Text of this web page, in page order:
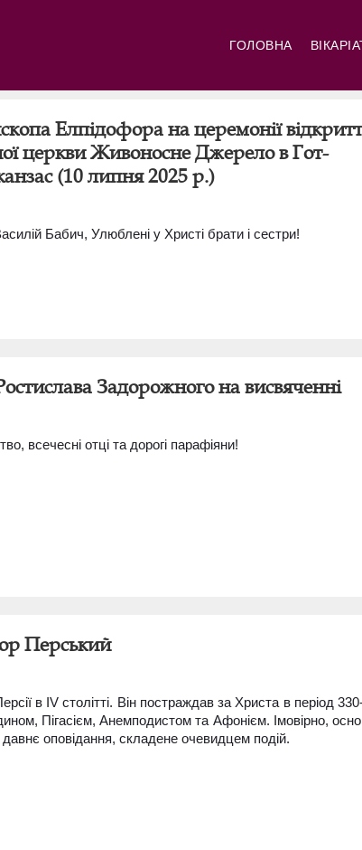
ГОЛОВНА
Елпідофора на церемонії
церкви Живоносне Джерело в Гот-
(10 липня 2025 р.)
Бабич, Улюблені у Христі брати і сестри!
Задорожного на висвяченні
всечесні отці та дорогі парафіяни!
Перський
в IV столітті. Він постраждав за Христа в період
Пігасієм, Анемподистом та Афонієм. Імовірно,
оповідання, складене очевидцем подій.